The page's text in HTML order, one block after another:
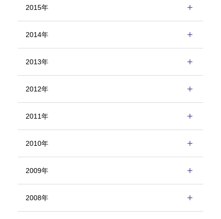
2015年
2014年
2013年
2012年
2011年
2010年
2009年
2008年